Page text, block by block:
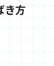
き方